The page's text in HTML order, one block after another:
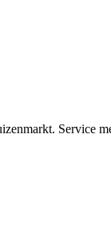
Service